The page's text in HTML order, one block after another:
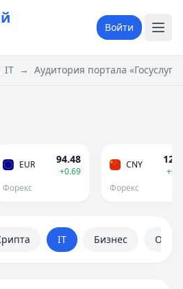
Войти
IT → Аудитория портала
EUR 94.48
+0.69
Форекс
CNY
Форекс
IT Бизнес